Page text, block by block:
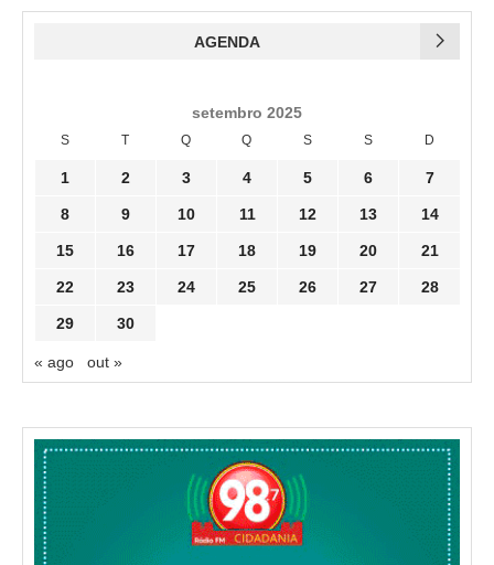
AGENDA
setembro 2025
S T Q Q S S D
1 2 3 4 5 6 7
8 9 10 11 12 13 14
15 16 17 18 19 20 21
22 23 24 25 26 27 28
29 30
« ago out »